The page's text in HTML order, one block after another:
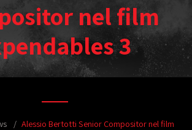
nel film
3
Alessio Bertotti Senior Compositor nel film